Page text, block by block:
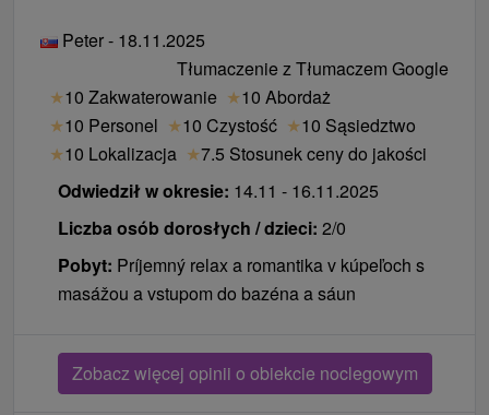
Peter - 18.11.2025
Tłumaczenie z Tłumaczem Google
★10 Zakwaterowanie ★10 Abordaż
★10 Personel ★10 Czystość ★10 Sąsiedztwo
★10 Lokalizacja ★7.5 Stosunek ceny do jakości
Odwiedził w okresie: 14.11 - 16.11.2025
Liczba osób dorosłych / dzieci: 2/0
Pobyt: Príjemný relax a romantika v kúpeľoch s
masážou a vstupom do bazéna a sáun
Zobacz więcej opinii o obiekcie noclegowym